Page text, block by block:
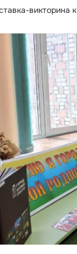
викторина к